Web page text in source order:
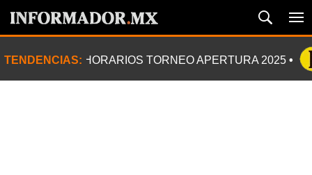
TENDENCIAS: HORARIOS TORNEO APERTURA 2025